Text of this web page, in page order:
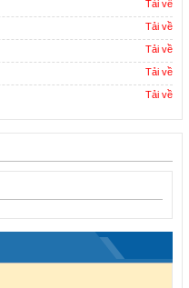
Tải về
Tải về
Tải về
Tải về
Tải về